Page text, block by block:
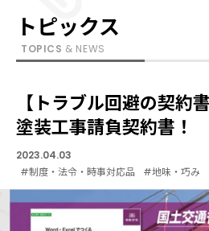
トピックス
TOPICS & NEWS
【トラブル回避の契
塗装工事請負契約書！
2023.04.03
#制度・法令・時事対応品
#地味・巧み